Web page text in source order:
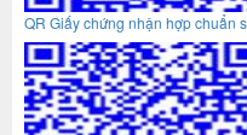
QR Giấy chứng nhận hợp chuẩn